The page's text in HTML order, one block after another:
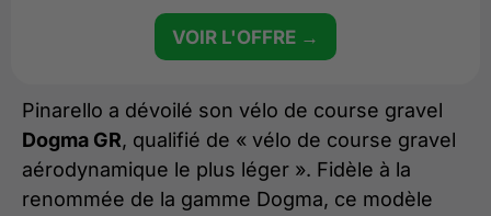
Pinarello a dévoilé son vélo de course gravel
Dogma GR, qualifié de « vélo de course gravel
aérodynamique le plus léger ». Fidèle à la
renommée de la gamme Dogma, ce modèle
VOIR L'OFFRE →